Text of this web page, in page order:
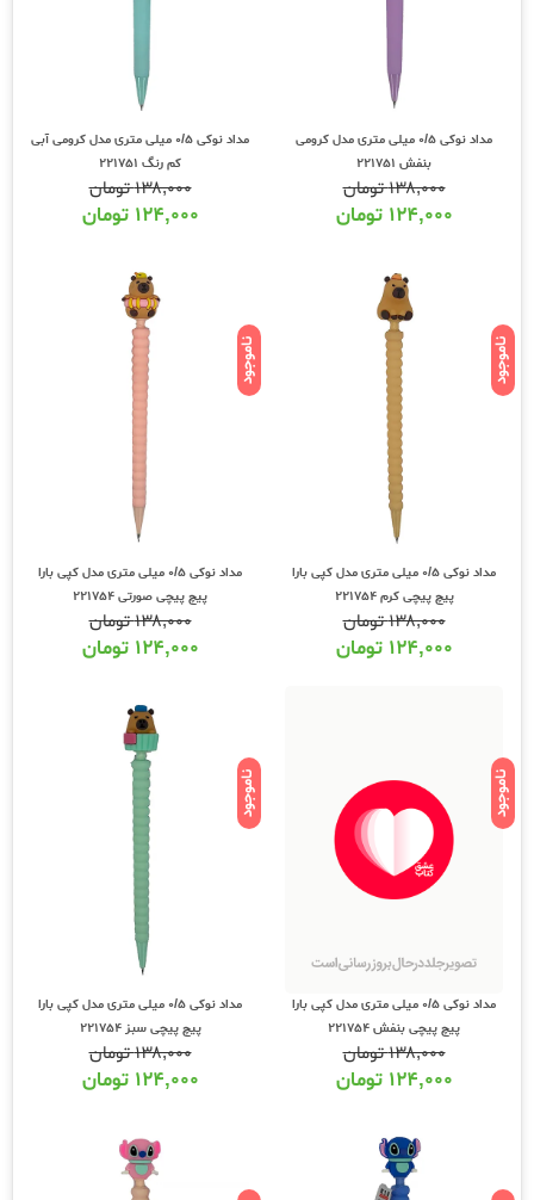
مداد نوکی 0/5 میلی متری مدل کرومی
بنفش 221751
۱۳۸,۰۰۰تومان
۱۲۴,۰۰۰ تومان
مداد نوکی 0/5 میلی متری مدل کرومی آبی
کم رنگ 221751
۱۳۸,۰۰۰تومان
۱۲۴,۰۰۰ تومان
ناموجود
مداد نوکی 0/5 میلی متری مدل کپی بارا
پیچ پیچی کرم 221754
۱۳۸,۰۰۰تومان
۱۲۴,۰۰۰ تومان
ناموجود
مداد نوکی 0/5 میلی متری مدل کپی بارا
پیچ پیچی صورتی 221754
۱۳۸,۰۰۰تومان
۱۲۴,۰۰۰ تومان
ناموجود
مداد نوکی 0/5 میلی متری مدل کپی بارا
پیچ پیچی بنفش 221754
۱۳۸,۰۰۰تومان
۱۲۴,۰۰۰ تومان
ناموجود
مداد نوکی 0/5 میلی متری مدل کپی بارا
پیچ پیچی سبز 221754
۱۳۸,۰۰۰تومان
۱۲۴,۰۰۰ تومان